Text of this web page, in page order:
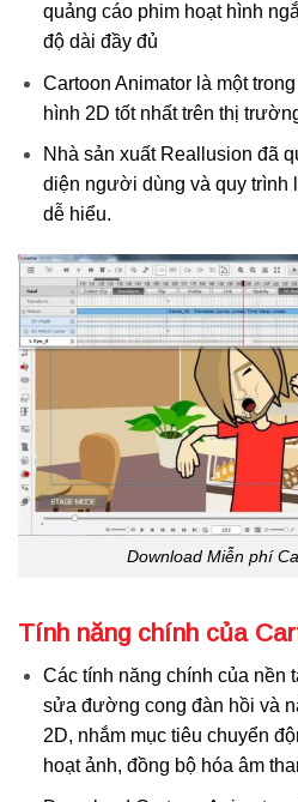
quảng cáo phim hoạt hình
độ dài đầy đủ
Cartoon Animator là một
hình 2D tốt nhất trên thị
Nhà sản xuất Reallusion đã
diện người dùng và quy trình
dễ hiểu.
Download Miễn phí
Tính năng chính của
Các tính năng chính của nền
sửa đường cong đàn hồi và
2D, nhắm mục tiêu chuyển
hoạt ảnh, đồng bộ hóa âm